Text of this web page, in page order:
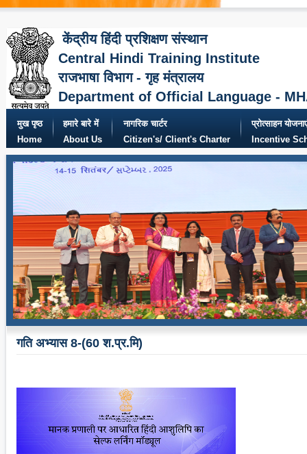
केंद्रीय हिंदी प्रशिक्षण संस्थान
Central Hindi Training Institute
राजभाषा विभाग - गृह मंत्रालय
Department of Official Language -
मुख पृष्ठ
Home
हमारे बारे में
About Us
नागरिक चार्टर
Citizen's/ Client's Charter
प्रोत्साहन
Incentive
गति अभ्यास 8-(60 श.प्र.मि)